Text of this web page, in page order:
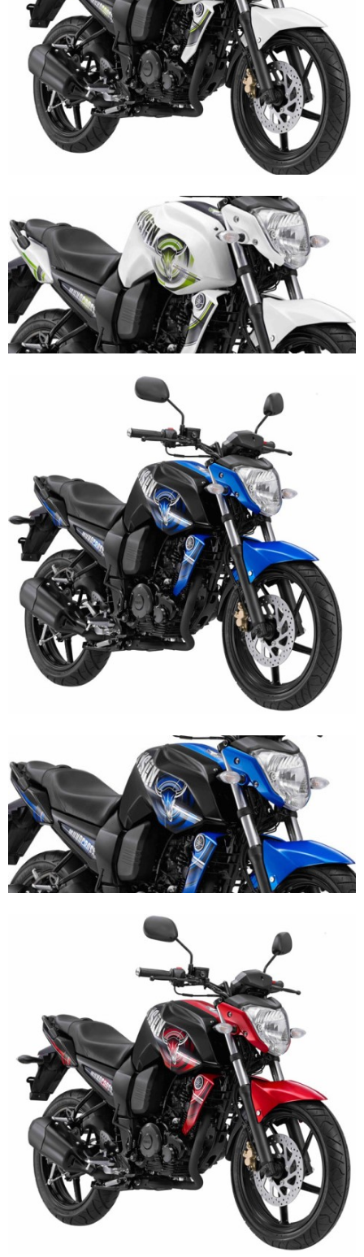
Edition 2025
Berkenalan dengan KTM 990 RC R, jagoan baru dari KTM !
Yamaha Rilis New R15M versi 2024, makin sangar !
Penampakan tim Red Bull KTM Factory Racing musim 2024 !
MotoGP : Francesco Bagnaia Juara Dunia MotoGP musim
Honda Rilis CBR1000RR-R 2023 Anniversary Edition !
MotoGP Amerika : Alex Rins berhasil juara pertama dan
perdana di tim LCR Honda !
Ngabuburide Yamaha Wr 155 R, Para Bikers Menikmati
Indahnya Sore di Kota Medan
ada 2 dikota Medan !
Event Customaxi & Yard Built 2023 Resmi Dimulai !
Kawasaki Indonesia resmi merilis KLE500 dan KLE500 SE
model year 2026 !
Minggu, 9 Agustus